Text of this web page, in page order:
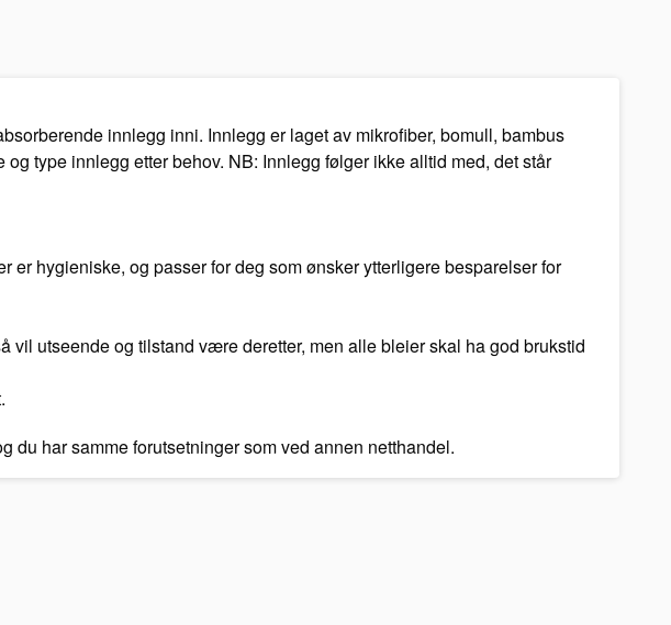
innlegg inni. Innlegg er laget av mikrofiber, bomull, bambus
type innlegg etter behov. NB: Innlegg følger ikke alltid med, det står
hygieniske, og passer for deg som ønsker ytterligere besparelser for
vil utseende og tilstand være deretter, men alle bleier skal ha god brukstid
du har samme forutsetninger som ved annen netthandel.